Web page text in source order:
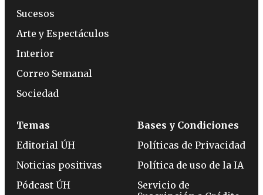
Sucesos
Arte y Espectáculos
Interior
Correo Semanal
Sociedad
Temas
Editorial ÚH
Noticias positivas
Pódcast ÚH
Bases y Condiciones
Políticas de Privacidad
Política de uso de la IA
Servicio de